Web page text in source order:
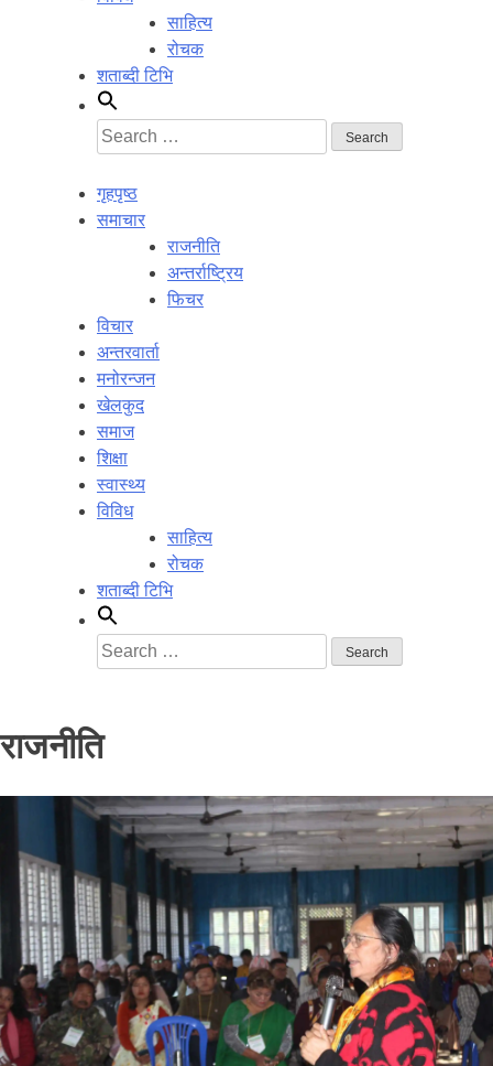
साहित्य
रोचक
शताब्दी टिभि
Search
for:
गृहपृष्ठ
समाचार
राजनीति
अन्तर्राष्ट्रिय
फिचर
विचार
अन्तरवार्ता
मनोरन्जन
खेलकुद
समाज
शिक्षा
स्वास्थ्य
विविध
साहित्य
रोचक
शताब्दी टिभि
Search
for:
राजनीति